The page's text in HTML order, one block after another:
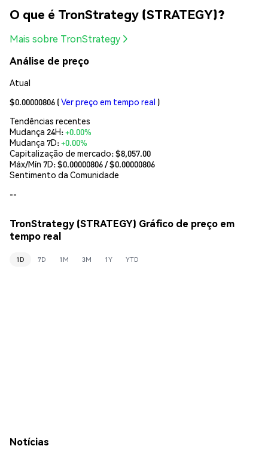
O que é TronStrategy (STRATEGY)?
Mais sobre TronStrategy
Análise de preço
Atual
$0.00000806 (Ver preço em tempo real )
Tendências recentes
Mudança 24H:+0.00%
Mudança 7D:+0.00%
Capitalização de mercado:$8,057.00
Máx/Mín 7D: $0.00000806/ $0.00000806
Sentimento da Comunidade
--
TronStrategy (STRATEGY) Gráfico de preço em
tempo real
1D 7D 1M 3M 1Y YTD
Notícias